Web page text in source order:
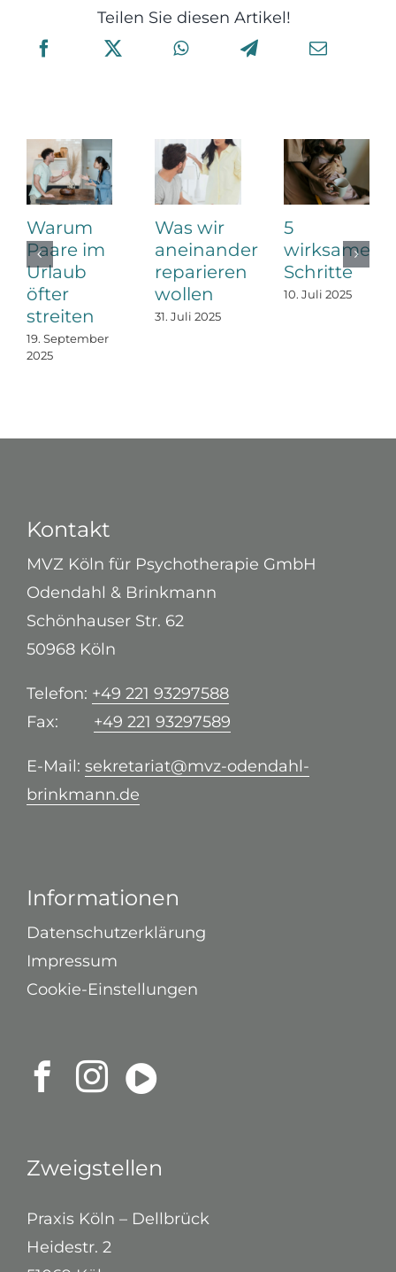
Teilen Sie diesen Artikel!
Warum
Paare im
Urlaub
öfter
streiten
19. September
2025
Was wir
aneinander
reparieren
wollen
31. Juli 2025
5
wirksame
Schritte
10. Juli 2025
Kontakt
MVZ Köln für Psychotherapie GmbH
Odendahl & Brinkmann
Schönhauser Str. 62
50968 Köln
Telefon: +49 221 93297588
Fax: +49 221 93297589
E-Mail: sekretariat@mvz-odendahl-
brinkmann.de
Informationen
Datenschutzerklärung
Impressum
Cookie-Einstellungen
Zweigstellen
Praxis Köln – Dellbrück
Heidestr. 2